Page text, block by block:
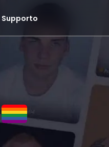
Supporto